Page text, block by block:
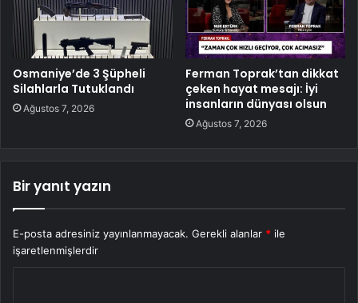
Osmaniye’de 3 Şüpheli
Silahlarla Tutuklandı
Ağustos 7, 2026
Ferman Toprak’tan dikkat
çeken hayat mesajı: İyi
insanların dünyası olsun
Ağustos 7, 2026
Bir yanıt yazın
E-posta adresiniz yayınlanmayacak. Gerekli alanlar * ile
işaretlenmişlerdir